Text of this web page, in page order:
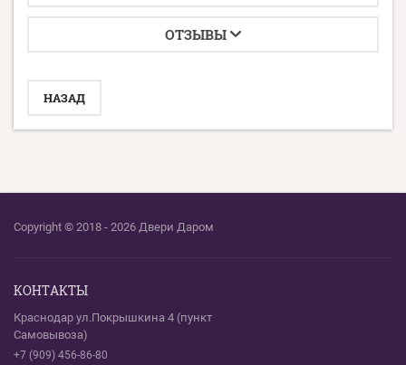
ОТЗЫВЫ
НАЗАД
Copyright © 2018 - 2026 Двери Даром
КОНТАКТЫ
Краснодар ул.Покрышкина 4 (пункт
Самовывоза)
+7 (909) 456-86-80